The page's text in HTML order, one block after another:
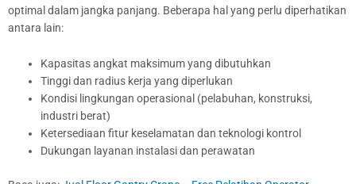
optimal dalam jangka panjang. Beberapa hal yang perlu diperhatikan
antara lain:
Kapasitas angkat maksimum yang dibutuhkan
Tinggi dan radius kerja yang diperlukan
Kondisi lingkungan operasional (pelabuhan, konstruksi,
industri berat)
Ketersediaan fitur keselamatan dan teknologi kontrol
Dukungan layanan instalasi dan perawatan